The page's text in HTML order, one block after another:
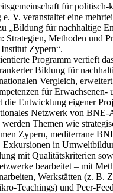
für
V. veranstaltet eine
„Bildung für nachhaltige
Strategien, Methoden und
Zypern“.​
Programm vertieft
Bildung für
Vergleich,
für Erwachsenen-
die Entwicklung eigener
Netzwerk von BNE-
Themen wie
Zypern, mediterrane
Exkursionen in
mit Qualitätskriterien
bearbeitet – mit
Werkstätten (z. B.
Teachings) und Peer-